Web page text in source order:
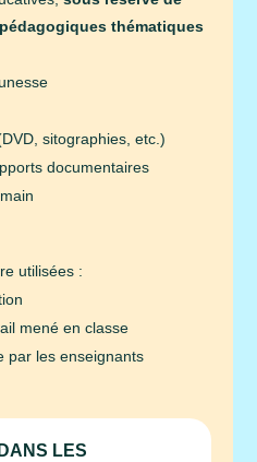
thématiques
sitographies, etc.)
documentaires
utilisées :
mené en classe
par les enseignants
LES